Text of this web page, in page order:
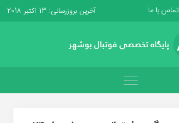
تماس با ما آخرین بروزرسانی: 13 اکتبر 2018